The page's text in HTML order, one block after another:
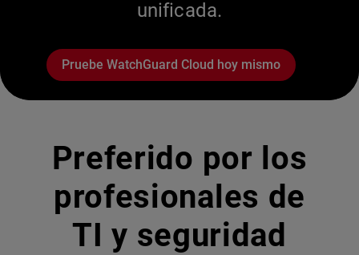
unificada.
Pruebe WatchGuard Cloud hoy mismo
Preferido por los
profesionales de
TI y seguridad